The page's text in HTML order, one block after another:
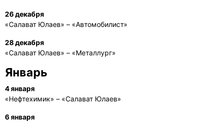
26 декабря
«Салават Юлаев» – «Автомобилист»
28 декабря
«Салават Юлаев» – «Металлург»
Январь
4 января
«Нефтехимик» – «Салават Юлаев»
6 января